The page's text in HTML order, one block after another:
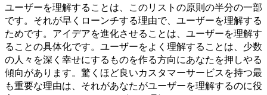
ユーザーを理解することは、このリストの原則の半分の一部
です。それが早くローンチする理由で、ユーザーを理解する
ためです。アイデアを進化させることは、ユーザーを理解す
ることの具体化です。ユーザーをよく理解することは、少数
の人々を深く幸せにするものを作る方向にあなたを押しやる
傾向があります。驚くほど良いカスタマーサービスを持つ最
も重要な理由は、それがあなたがユーザーを理解するのに役